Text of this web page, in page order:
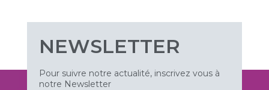
NEWSLETTER
Pour suivre notre actualité, inscrivez vous à
notre Newsletter